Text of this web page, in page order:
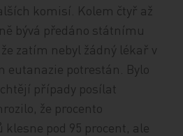
komisí. Kolem čtyř až
bývá předáno státnímu
zatím nebyl žádný lékař v
eutanazie potrestán. Bylo
případy posílat
že procento
pod 95 procent, ale